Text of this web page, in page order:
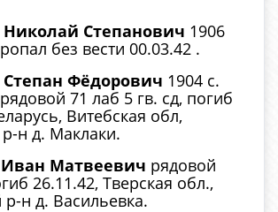
Степанович 1906
без вести 00.03.42 .
Фёдорович 1904 с.
71 лаб 5 гв. сд, погиб
Витебская обл,
н д. Маклаки.
Иван Матвеевич рядовой
26.11.42, Тверская обл.,
н д. Васильевка.